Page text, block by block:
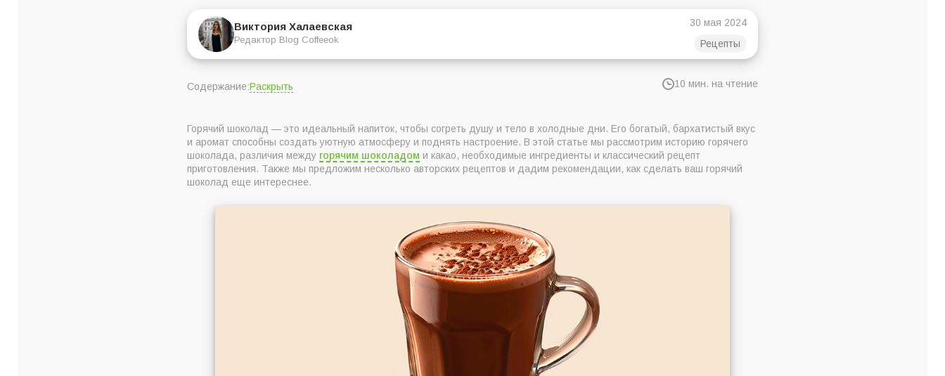
Виктория Халаевская
Редактор Blog Coffeeok
30 мая 2024
Рецепты
Содержание:Раскрыть 10 мин. на чтение
Горячий шоколад и какао: в чем разница?
Что нужно для приготовления горячего шоколада?
Классический рецепт приготовления горячего шоколада
Церемониальное какао: что это и как его готовить?
Несколько рекомендаций от экспертов: как сделать ваш шоколад еще интереснее?
Горячий шоколад — это идеальный напиток, чтобы согреть душу и тело в холодные дни. Его богатый, бархатистый вкус
и аромат способны создать уютную атмосферу и поднять настроение. В этой статье мы рассмотрим историю горячего
шоколада, различия между горячим шоколадом и какао, необходимые ингредиенты и классический рецепт
приготовления. Также мы предложим несколько авторских рецептов и дадим рекомендации, как сделать ваш горячий
шоколад еще интереснее.